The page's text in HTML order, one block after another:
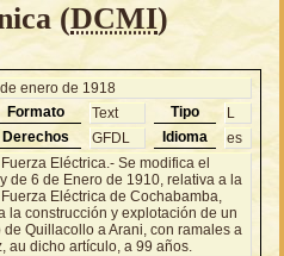
(DCMI)
enero de 1918
Formato Text Tipo
L
Derechos GFDL Idioma es
Eléctrica.- Se modifica el
de 6 de Enero de 1910, relativa a la
Eléctrica de Cochabamba,
la construcción y explotación de un
Quillacollo a Arani, con ramales a
au dicho artículo, a 99 años.